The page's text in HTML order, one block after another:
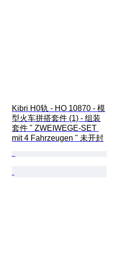
Kibri H0轨 - HO 10870 - 模
型火车拼搭套件 (1) - 组装
套件 " ZWEIWEGE-SET
mit 4 Fahrzeugen " 未开封